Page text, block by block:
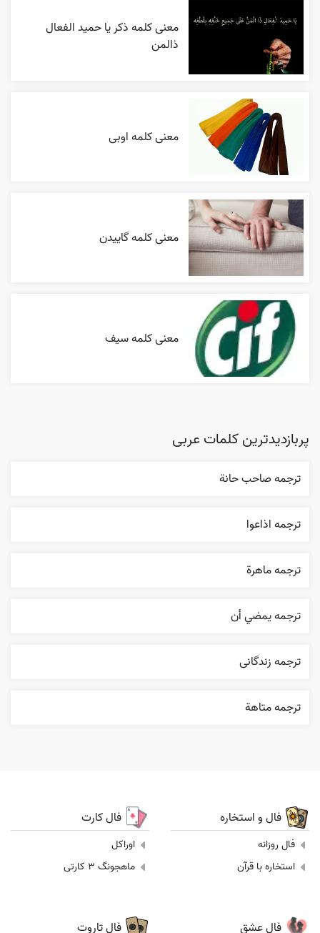
معنی کلمه ذکر یا حمید الفعال
ذالمن
معنی کلمه اوبی
معنی کلمه گاییدن
معنی کلمه سیف
پربازدیدترین کلمات عربی
ترجمه صاحب حانة
ترجمه اذاعوا
ترجمه ماهرة
ترجمه يمضي أن
ترجمه زندگانی
ترجمه متاهة
فال و استخاره
فال روزانه
استخاره با قرآن
فال کارت
اوراکل
ماهجونگ 3 کارتی
فال عشق فال تاروت